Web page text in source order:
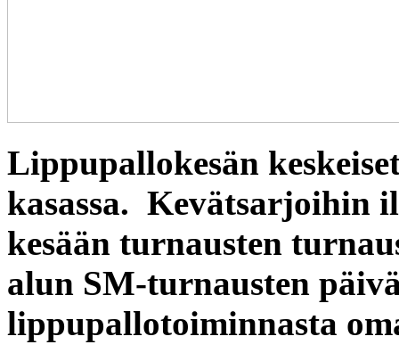
Lippupallokesän
kasassa. Kevätsarjoihin
kesään turnausten
alun SM-turnausten
lippupallotoiminnasta